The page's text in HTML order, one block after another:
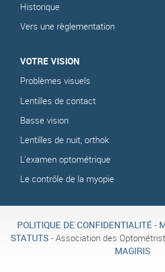
Historique
Vers une règlementation
VOTRE VISION
Problèmes visuels
Lentilles de contact
Basse vision
Lentilles de nuit, orthok
L'examen optométrique
Le contrôle de la myopie
POLITIQUE DE CONFIDENTIALITÉ-
STATUTS- Association des
MAGIRIS